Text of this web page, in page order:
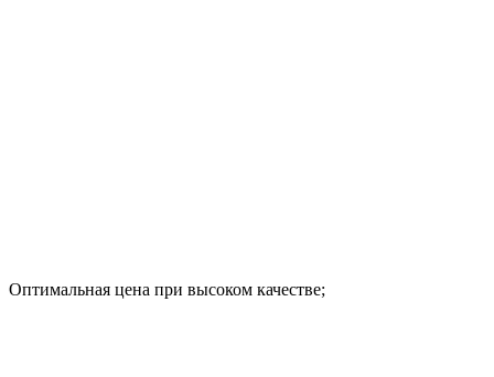
Оптимальная цена при высоком качестве;